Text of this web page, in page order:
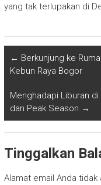
yang tak terlupakan di
← Berkunjung ke
Kebun Raya Bogor
Menghadapi Liburan
dan Peak Season →
Tinggalkan
Alamat email Anda tidak